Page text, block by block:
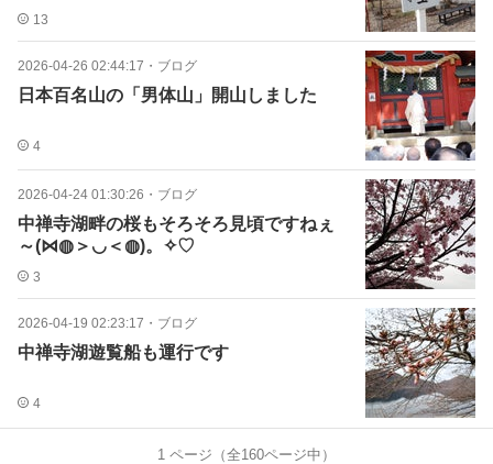
13
2026-04-26 02:44:17 ・ ブログ
日本百名山の「男体山」開山しました
4
2026-04-24 01:30:26 ・ ブログ
中禅寺湖畔の桜もそろそろ見頃ですねぇ
～(⋈◍＞◡＜◍)。✧♡
3
2026-04-19 02:23:17 ・ ブログ
中禅寺湖遊覧船も運行です
4
1 ページ（全160ページ中）